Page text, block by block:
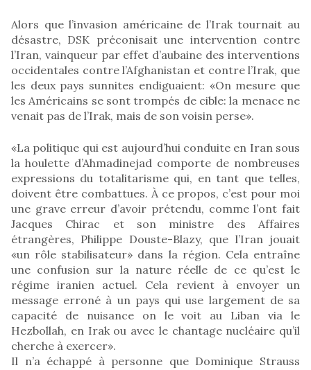
Alors que l’invasion américaine de l’Irak tournait au
désastre, DSK préconisait une intervention contre
l’Iran, vainqueur par effet d’aubaine des interventions
occidentales contre l’Afghanistan et contre l’Irak, que
les deux pays sunnites endiguaient: «On mesure que
les Américains se sont trompés de cible: la menace ne
venait pas de l’Irak, mais de son voisin perse».
«La politique qui est aujourd’hui conduite en Iran sous
la houlette d’Ahmadinejad comporte de nombreuses
expressions du totalitarisme qui, en tant que telles,
doivent être combattues. À ce propos, c’est pour moi
une grave erreur d’avoir prétendu, comme l’ont fait
Jacques Chirac et son ministre des Affaires
étrangères, Philippe Douste-Blazy, que l’Iran jouait
«un rôle stabilisateur» dans la région. Cela entraîne
une confusion sur la nature réelle de ce qu’est le
régime iranien actuel. Cela revient à envoyer un
message erroné à un pays qui use largement de sa
capacité de nuisance on le voit au Liban via le
Hezbollah, en Irak ou avec le chantage nucléaire qu’il
cherche à exercer».
Il n’a échappé à personne que Dominique Strauss